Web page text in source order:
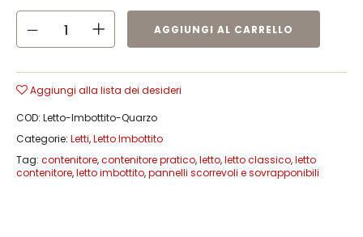
AGGIUNGI AL CARRELLO
Aggiungi alla lista dei desideri
COD: Letto-Imbottito-Quarzo
Categorie: Letti,Letto Imbottito
Tag: contenitore,contenitore pratico,letto,letto classico,letto
contenitore,letto imbottito,pannelli scorrevoli e sovrapponibili